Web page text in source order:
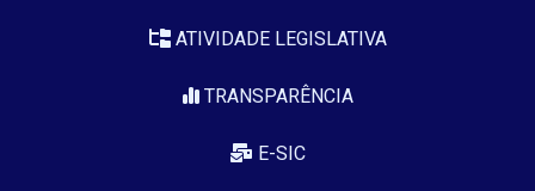
ATIVIDADE LEGISLATIVA
TRANSPARÊNCIA
E-SIC